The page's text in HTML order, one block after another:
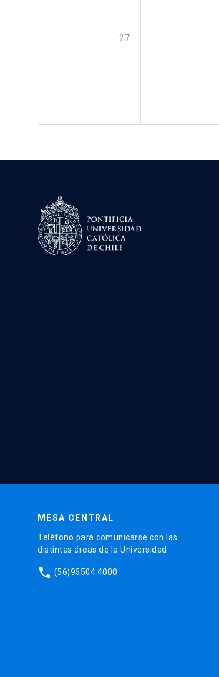
27
MESA CENTRAL
Teléfono para comunicarse con las
distintas áreas de la Universidad.
phone (56)95504 4000